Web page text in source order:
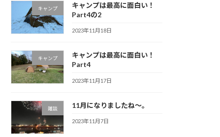
キャンプ
キャンプは最高に面白い！
Part4の2
2023年11月18日
キャンプ
キャンプは最高に面白い！
Part4
2023年11月17日
雑談 11月になりましたね～。
2023年11月7日